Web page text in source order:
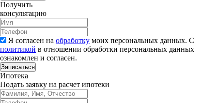
Получить
консультацию
Я согласен на обработку моих персональных данных. С
политикой в отношении обработки персональных данных
ознакомлен и согласен.
Записаться
Ипотека
Подать заявку на расчет ипотеки